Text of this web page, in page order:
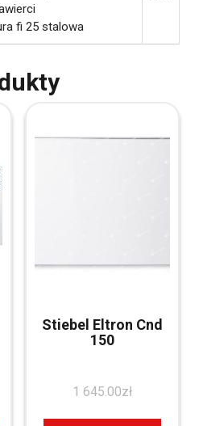
fi 25 stalowa
Stiebel Eltron Cnd
150
1 645.00zł